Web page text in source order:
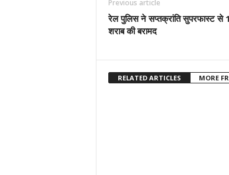
Previous article
रेल पुलिस ने सप्तक्रांति सुपरफास्ट से
शराब की बरामद
RELATED ARTICLES MORE